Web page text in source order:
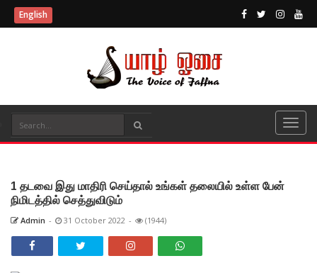
English
1 தடவை இது மாதிரி செய்தால் உங்கள் தலையில் உள்ள பேன்
நிமிடத்தில் செத்துவிடும்
Admin - 31 October 2022 - (1944)